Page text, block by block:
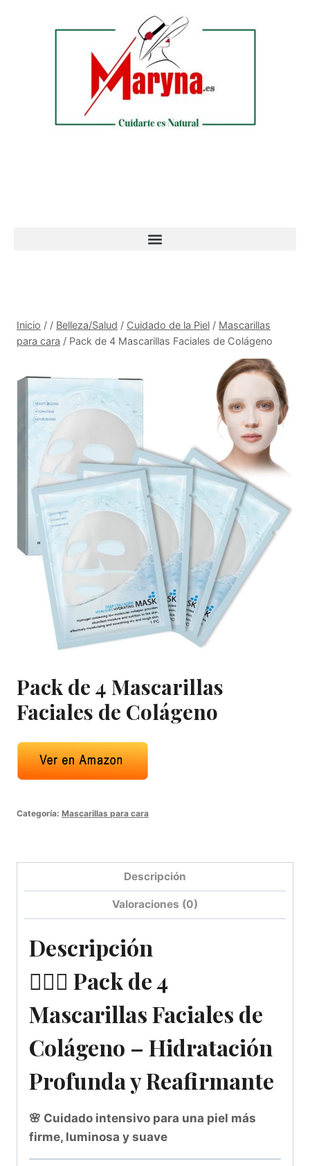
Inicio / / Belleza/Salud / Cuidado de la Piel / Mascarillas
para cara / Pack de 4 Mascarillas Faciales de Colágeno
Pack de 4 Mascarillas
Faciales de Colágeno
Categoría: Mascarillas para cara
Descripción
Valoraciones (0)
Descripción
💆‍♀️✨ Pack de 4
Mascarillas Faciales de
Colágeno – Hidratación
Profunda y Reafirmante
🌸 Cuidado intensivo para una piel más
firme, luminosa y suave